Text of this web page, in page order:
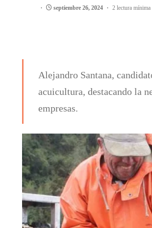
septiembre 26, 2024 2 lectura mínima
Alejandro Santana,
acuicultura, destacando la
empresas.